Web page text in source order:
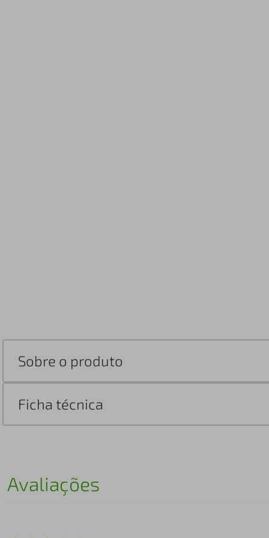
Sobre o produto
Ficha técnica
Avaliações